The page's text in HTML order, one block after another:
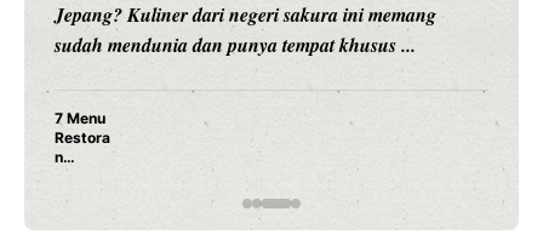
Jepang? Kuliner dari negeri sakura ini memang
sudah mendunia dan punya tempat khusus ...
7 Menu
Restora
n
Jepang
yang
Dicoba,